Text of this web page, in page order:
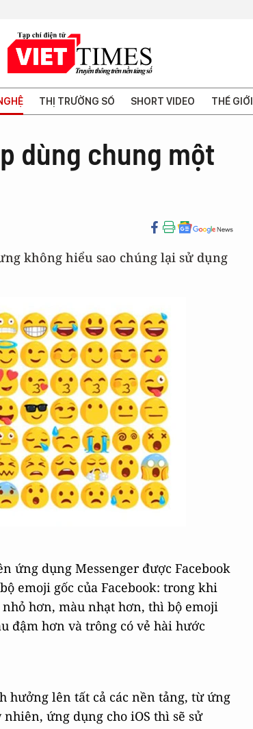
THỊ TRƯỜNG SỐ SHORT VIDEO THẾ GIỚI
dùng chung một
không hiểu sao chúng lại sử dụng
ứng dụng Messenger được Facebook
emoji gốc của Facebook: trong khi
hơn, màu nhạt hơn, thì bộ emoji
đậm hơn và trông có vẻ hài hước
hưởng lên tất cả các nền tảng, từ ứng
ứng dụng cho iOS thì sẽ sử